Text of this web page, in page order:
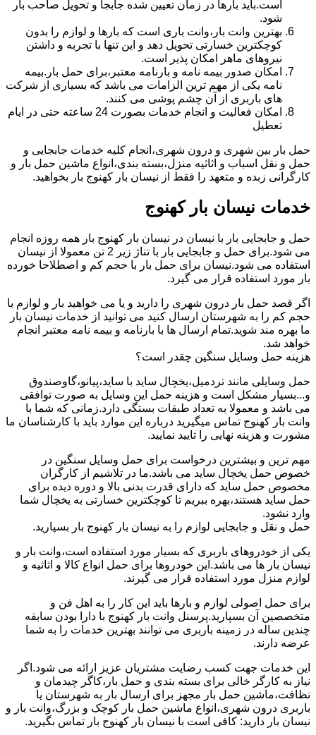
است.باید بارها در زمان تعیین شده جابجا و تحویل صاحب بار
شود.
بهترین وانت بار،وانت باری است که بارها و لوازم را بدون
کوچکترین خسارتی تحویل دهد و این تنها با تجربه و داشتن
نیروهای ماهر امکان پذیر است.
امکان صدور بیمه نامه و بارنامه معتبر،برای حمل بار.بیمه
نامه یکی از مهم ترین الزامات می باشد که بسیاری از شرکت
های باربری از آن چشم پوشی می کنند.
امکان فعالیت و انجام خدمات بصورت 24 ساعته حتی در ایام
تعطیل
حمل بار بین شهری و درون شهری،انجام کلیه خدمات جابجایی و
حمل و نقل اسباب و اثاثیه منزل،بسته بندی،انواع ماشین حمل بار و
کارگرانی زبده و متعهد را فقط از نیسان بار کهنوج بار بخواهید.
خدمات نیسان بار کهنوج
حمل و جابجایی بار با نیسان در نیسان بار کهنوج بار همه روزه انجام
می شود.برای حمل و جابجایی بار با تناژ زیر 2 تن معمولا از نیسان
استفاده می شود.نیسان برای حمل بار با حجم کم و اصطلاحا خورده
بار مورد استفاده قرار می گیرد.
اگر قصد حمل بار درون شهری را دارید و یا می خواهید بار و لوازم با
حجم کم را به شهرستان ارسال کنید می توانید از خدمات نیسان بار
ما بهره مند شوید.تمام ارسال ها با بارنامه و بیمه نامه معتبر انجام
خواهد شد.
هزینه حمل وسایل سنگین چقدر است؟
حمل وسایلی مانند تردمیل،یخچال ساید با ساید،پیانو،گاوصندوق
و...بسیار مشکل است و هزینه حمل این وسایل به صورت توافقی
می باشد و معمولا به تعداد طبقات بستگی دارد.زمانی که شما با
وانت بار کهنوج تماس میگیرید درباره این موارد باید با کارشناسان ما
مشورت و هزینه نهایی را تایید نمایید.
مهم ترین و بیشترین درخواست برای حمل وسایل سنگین در
خصوص حمل یخچال ساید می باشد.ما در تلاشیم از کارگران
مخصوص حمل ساید که دارای قدرت بدنی بالا و دوره دیده برای
حمل ساید هستند،بهره ببریم تا کوچکترین خسارتی به یخچال شما
وارد نشود.
حمل و نقل و جابجایی لوازم را به نیسان بار کهنوج بار بسپارید.
یکی از خودروهای باربری که بسیار مورد استفاده است،وانت بار و
نیسان بار ها می باشد.این خودروها برای حمل انواع کالا و اثاثیه و
لوازم منزل مورد استفاده قرار می گیرند.
برای حمل اصولی لوازم و بارها باید این کار را به اهل فن و
متخصصین آن بسپارید.پرسنل وانت بار کهنوج با دارا بودن سابقه
چندین ساله در زمینه باربری می توانند بهترین خدمات را به شما
عرضه دارند.
این خدمات جهت کسب رضایت مشتریان عزیز ارائه می شود.اگر
نیاز به کارگر خالی برای بسته بندی و حمل بار،کاگر چیدمان و
نظافت،ماشین حمل بار مجهز برای ارسال بار به شهرستان یا
باربری درون شهری،انواع ماشین حمل بار کوچک و بزرگ،وانت بار و
نیسان بار دارید: کافی است با نیسان بار کهنوج بار تماس بگیرید.